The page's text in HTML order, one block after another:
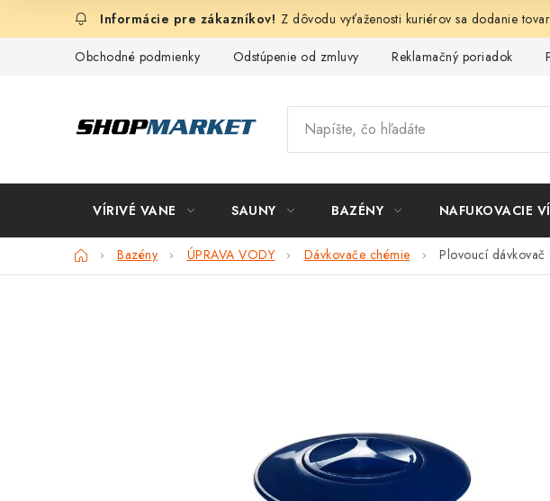
Z dôvodu vyťaženosti kuriérov sa dodanie
Obchodné podmienky Odstúpenie od zmluvy Reklamačný poriadok
VÍRIVÉ VANE SAUNY BAZÉNY NAFUKOVACIE
DomovBazény ÚPRAVA VODY Dávkovače chémie Plovoucí